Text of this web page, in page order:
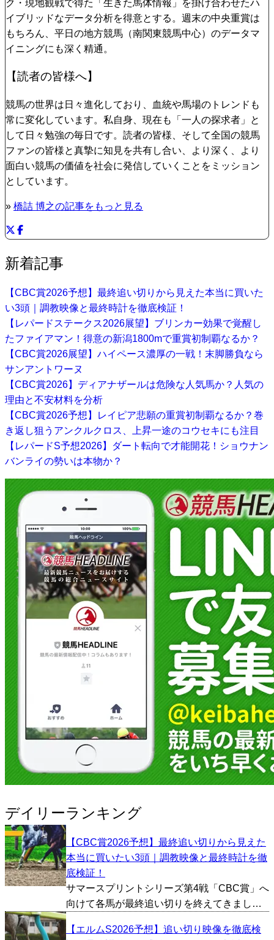
ク・現地観戦で得た「生きた馬体情報」を掛け合わせたハ
イブリッドなデータ分析を得意とする。週末の中央重賞は
もちろん、平日の地方競馬（南関東競馬中心）のデータマ
イニングにも深く精通。
【読者の皆様へ】
競馬の世界は日々進化しており、血統や馬場のトレンドも
常に変化しています。私自身、現在も「一人の探求者」と
して日々勉強の毎日です。読者の皆様、そして全国の競馬
ファンの皆様と真摯に知見を共有し合い、より深く、より
面白い競馬の価値を社会に発信していくことをミッション
としています。
» 橋詰 博之の記事をもっと見る
新着記事
【CBC賞2026予想】最終追い切りから見えた本当に買いた
い3頭｜調教映像と最終時計を徹底検証！
【レパードステークス2026展望】ブリンカー効果で覚醒し
たファイアマン！得意の新潟1800mで重賞初制覇なるか？
【CBC賞2026展望】ハイペース濃厚の一戦！末脚勝負なら
サンアントワーヌ
【CBC賞2026】ディアナザールは危険な人気馬か？人気の
理由と不安材料を分析
【CBC賞2026予想】レイピア悲願の重賞初制覇なるか？巻
き返し狙うアンクルクロス、上昇一途のコウセキにも注目
【レパードS予想2026】ダート転向で才能開花！ショウナン
バンライの勢いは本物か？
デイリーランキング
【CBC賞2026予想】最終追い切りから見えた
本当に買いたい3頭｜調教映像と最終時計を徹
底検証！
サマースプリントシリーズ第4戦「CBC賞」へ
向けて各馬が最終追い切りを終えてきまし
容などから総合的に好調馬を判断し、とくに
【エルムS2026予想】追い切り映像を徹底検